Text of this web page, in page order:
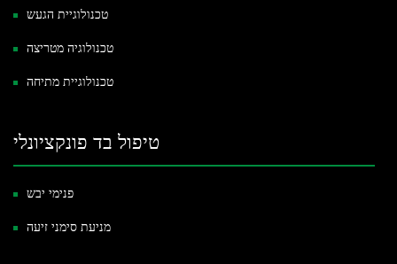
טכנולוגיית הגעש
טכנולוגיה מטריצה
טכנולוגיית מתיחה
טיפול בד פונקציונלי
פנימי יבש
מניעת סימני זיעה